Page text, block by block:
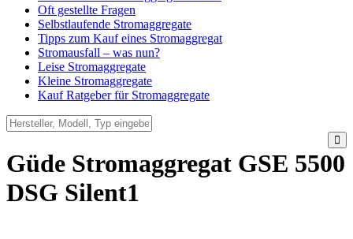
Oft gestellte Fragen
Selbstlaufende Stromaggregate
Tipps zum Kauf eines Stromaggregat
Stromausfall – was nun?
Leise Stromaggregate
Kleine Stromaggregate
Kauf Ratgeber für Stromaggregate
Güde Stromaggregat GSE 5500
DSG Silent1